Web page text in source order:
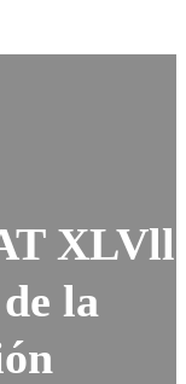
XLVll
la